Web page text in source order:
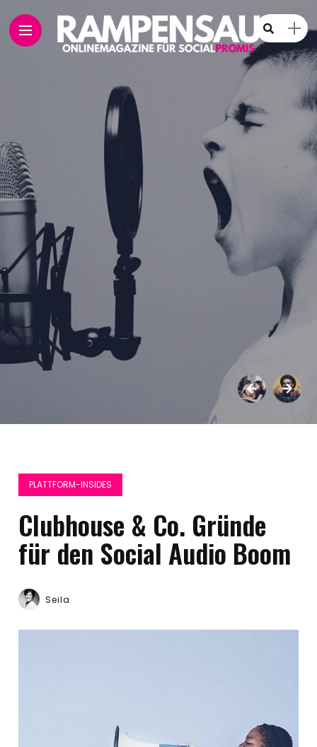
PLATTFORM-INSIDES
Clubhouse & Co. Gründe
für den Social Audio Boom
Seila